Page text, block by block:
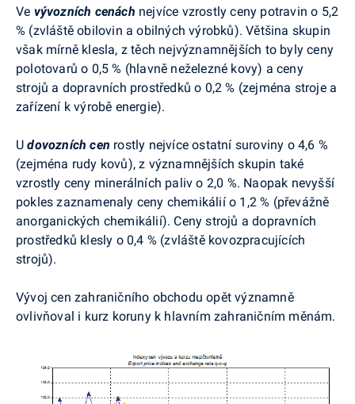
Ve vývozních cenách nejvíce vzrostly ceny potravin o 5,2
% (zvláště obilovin a obilných výrobků). Většina skupin
však mírně klesla, z těch nejvýznamnějších to byly ceny
polotovarů o 0,5 % (hlavně neželezné kovy) a ceny
strojů a dopravních prostředků o 0,2 % (zejména stroje a
zařízení k výrobě energie).
Udovozních cen rostly nejvíce ostatní suroviny o 4,6 %
(zejména rudy kovů), z významnějších skupin také
vzrostly ceny minerálních paliv o 2,0 %. Naopak nevyšší
pokles zaznamenaly ceny chemikálií o 1,2 % (převážně
anorganických chemikálií). Ceny strojů a dopravních
prostředků klesly o 0,4 % (zvláště kovozpracujících
strojů).
Vývoj cen zahraničního obchodu opět významně
ovlivňoval i kurz koruny k hlavním zahraničním měnám.